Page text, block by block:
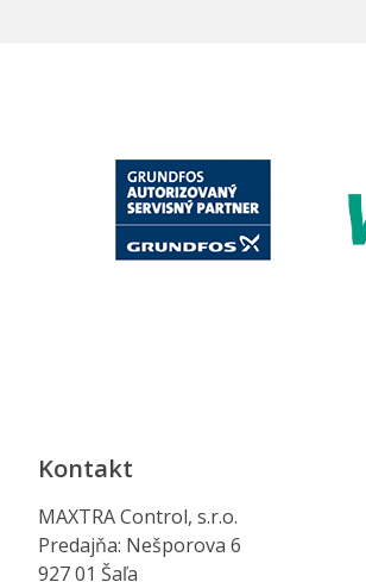
Kontakt
MAXTRA Control, s.r.o.
Predajňa: Nešporova 6
927 01 Šaľa